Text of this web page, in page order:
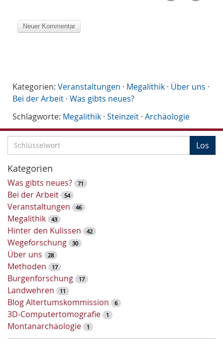
Kategorien: Veranstaltungen · Megalithik · Über uns ·
Bei der Arbeit · Was gibts neues?
Schlagworte: Megalithik · Steinzeit · Archäologie
c
h
l
ü
s
s
e
l
w
o
r
t
-
S
u
c
Los
Kategorien
Was gibts neues? 71
Bei der Arbeit 54
Veranstaltungen 46
Megalithik 43
Hinter den Kulissen 42
Wegeforschung 30
Über uns 28
Methoden 17
Burgenforschung 17
Landwehren 11
Blog Altertumskommission 6
3D-Computertomografie 1
Montanarchäologie 1